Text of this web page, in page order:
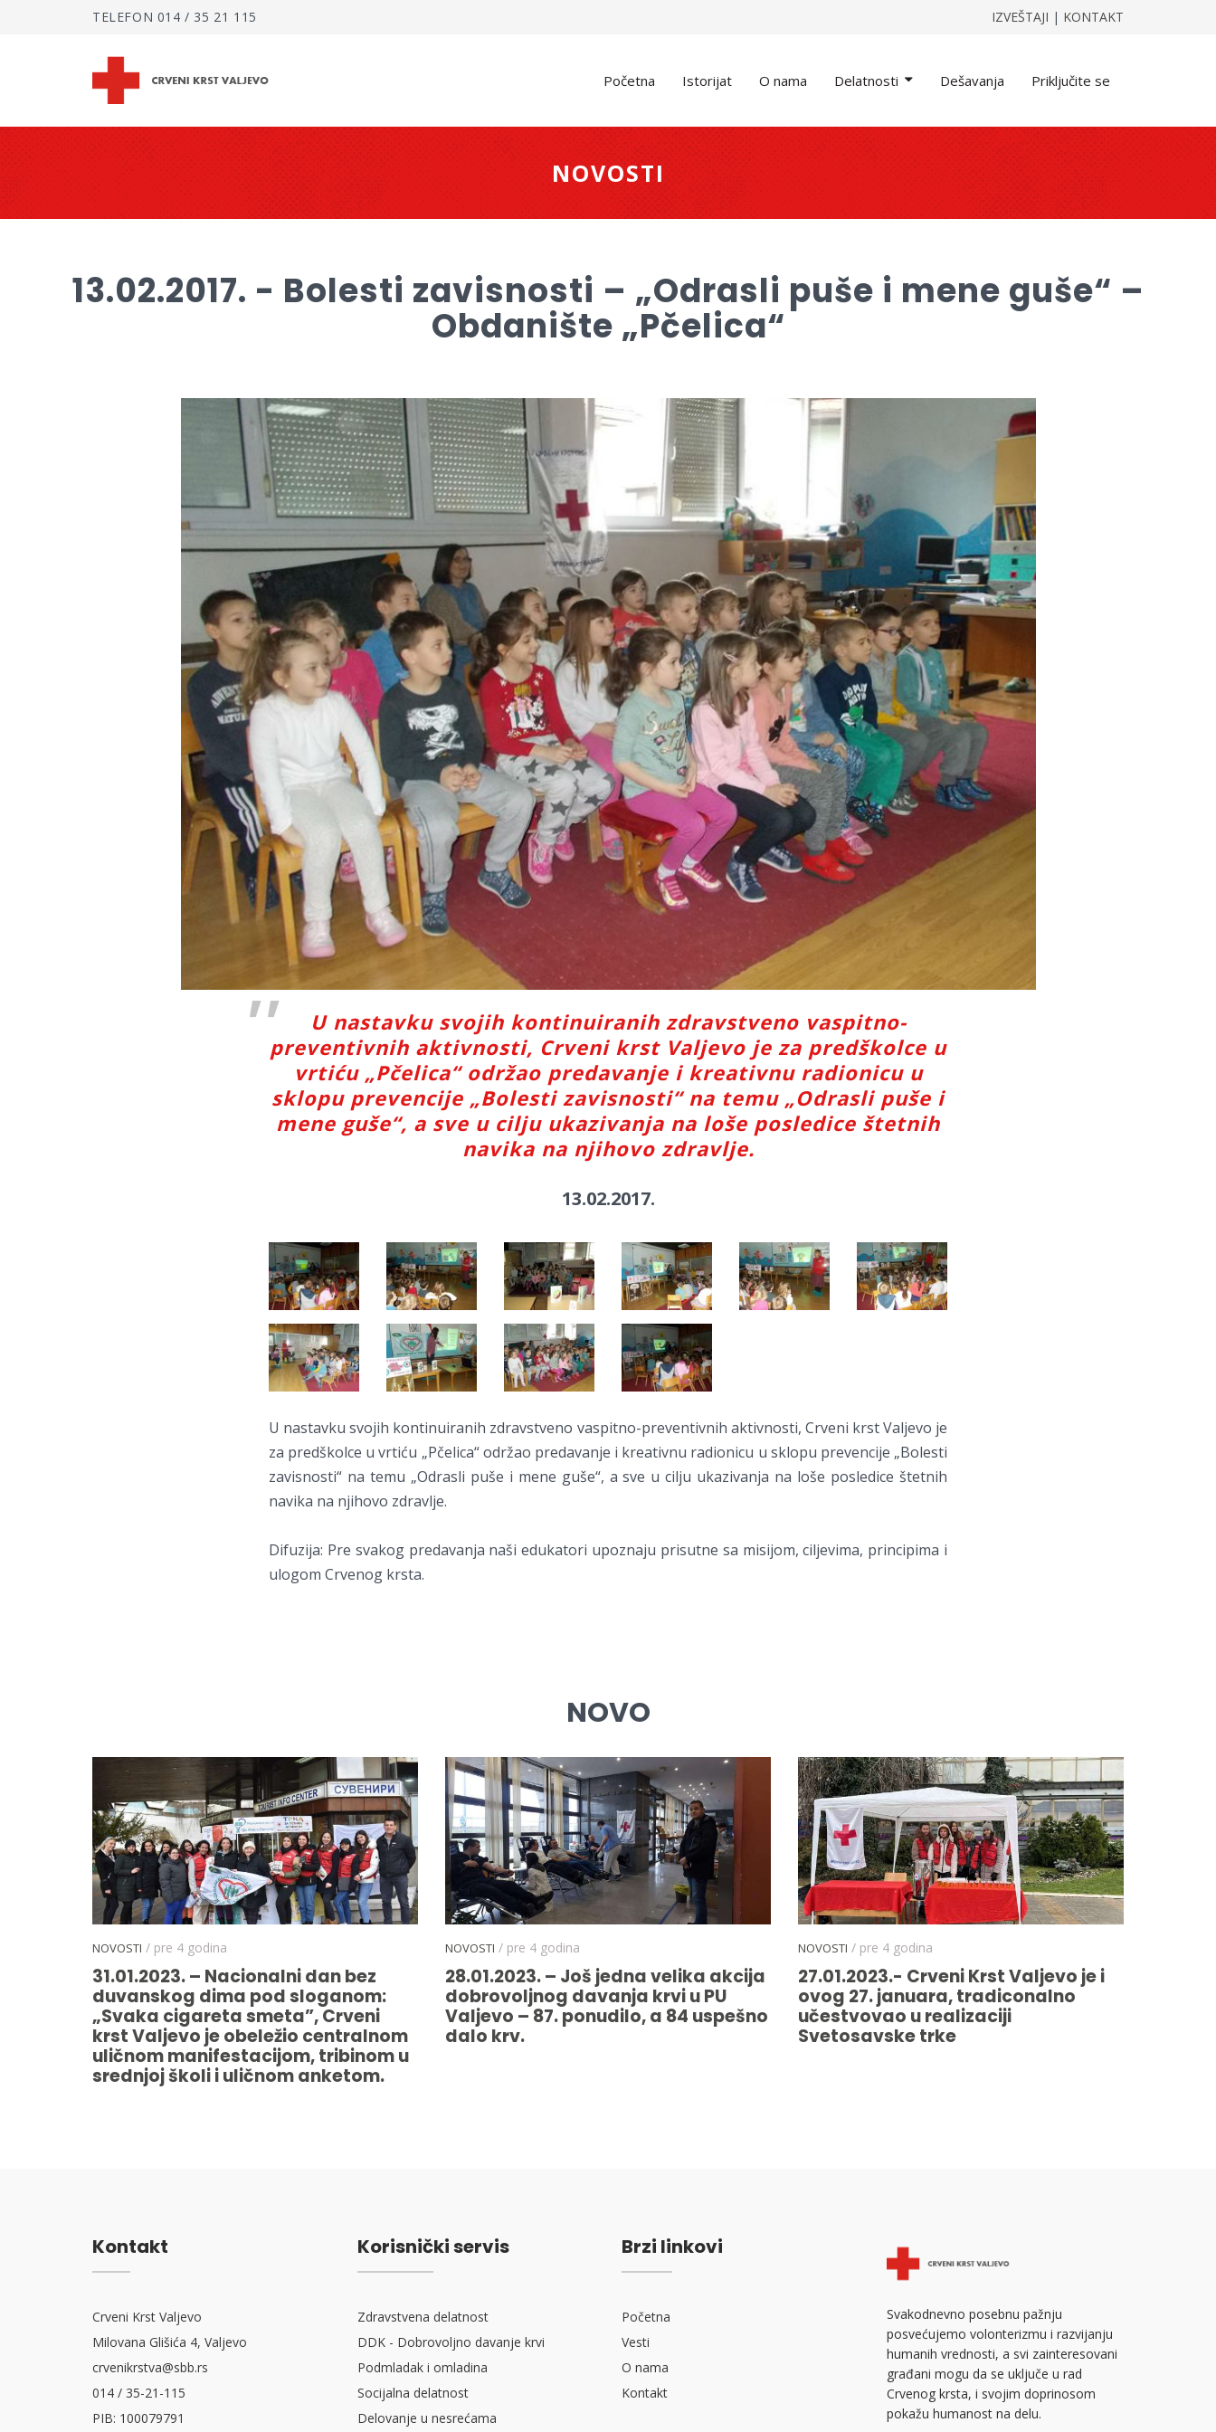
TELEFON 014 / 35 21 115 IZVEŠTAJI | KONTAKT
Početna Istorijat O nama Delatnosti Dešavanja Priključite se
NOVOSTI
13.02.2017. - Bolesti zavisnosti – „Odrasli puše i mene guše“ –
Obdanište „Pčelica“
U nastavku svojih kontinuiranih zdravstveno vaspitno-
preventivnih aktivnosti, Crveni krst Valjevo je za predškolce u
vrtiću „Pčelica“ održao predavanje i kreativnu radionicu u
sklopu prevencije „Bolesti zavisnosti“ na temu „Odrasli puše i
mene guše“, a sve u cilju ukazivanja na loše posledice štetnih
navika na njihovo zdravlje.
13.02.2017.
U nastavku svojih kontinuiranih zdravstveno vaspitno-preventivnih aktivnosti, Crveni krst Valjevo je
za predškolce u vrtiću „Pčelica“ održao predavanje i kreativnu radionicu u sklopu prevencije „Bolesti
zavisnosti“ na temu „Odrasli puše i mene guše“, a sve u cilju ukazivanja na loše posledice štetnih
navika na njihovo zdravlje.
Difuzija: Pre svakog predavanja naši edukatori upoznaju prisutne sa misijom, ciljevima, principima i
ulogom Crvenog krsta.
NOVO
NOVOSTI / pre 4 godina
31.01.2023. – Nacionalni dan bez
duvanskog dima pod sloganom:
„Svaka cigareta smeta”, Crveni
krst Valjevo je obeležio centralnom
uličnom manifestacijom, tribinom u
srednjoj školi i uličnom anketom.
NOVOSTI / pre 4 godina
28.01.2023. – Još jedna velika akcija
dobrovoljnog davanja krvi u PU
Valjevo – 87. ponudilo, a 84 uspešno
dalo krv.
NOVOSTI / pre 4 godina
27.01.2023.- Crveni Krst Valjevo je i
ovog 27. januara, tradiconalno
učestvovao u realizaciji
Svetosavske trke
Kontakt
Crveni Krst Valjevo
Milovana Glišića 4, Valjevo
crvenikrstva@sbb.rs
014 / 35-21-115
PIB: 100079791
Korisnički servis
Zdravstvena delatnost
DDK - Dobrovoljno davanje krvi
Podmladak i omladina
Socijalna delatnost
Delovanje u nesrećama
Brzi linkovi
Početna
Vesti
O nama
Kontakt
Svakodnevno posebnu pažnju
posvećujemo volonterizmu i razvijanju
humanih vrednosti, a svi zainteresovani
građani mogu da se uključe u rad
Crvenog krsta, i svojim doprinosom
pokažu humanost na delu.